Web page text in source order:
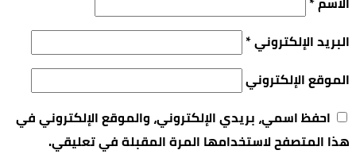
البريد الإلكتروني*
الموقع الإلكتروني
احفظ اسمي، بريدي الإلكتروني، والموقع الإلكتروني في
هذا المتصفح لاستخدامها المرة المقبلة في تعليقي.